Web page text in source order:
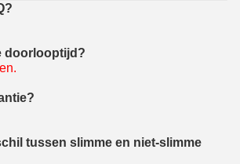
doorlooptijd?
tussen slimme en niet-slimme